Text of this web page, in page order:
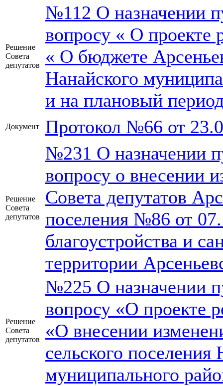
Решение
Совета
депутатов
№112 О назначении
вопросу « О проекте
« О бюджете
Нанайского
и на плановый
Документ Протокол №66 от
Решение
Совета
депутатов
№231 О назначении
вопросу о внесении
Совета депутатов
поселения №86 от
благоустройства и
территории
Решение
Совета
депутатов
№225 О назначении
вопросу «О проекте
«О внесении
сельского поселения
муниципального